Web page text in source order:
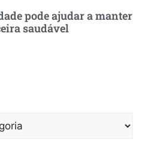
pode ajudar a manter
saudável